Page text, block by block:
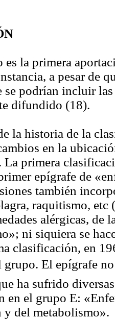
es la primera
a pesar de
se podrían incluir
difundido (18).
la historia de la
en la
primera
epígrafe de
también
raquitismo, etc
alérgicas, de
ni siquiera se
clasificación, en
grupo. El epígrafe
ha sufrido
en el grupo E:
del metabolismo».